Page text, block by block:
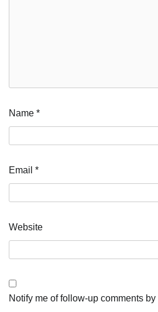
Name *
Email *
Website
Notify me of follow-up comments by